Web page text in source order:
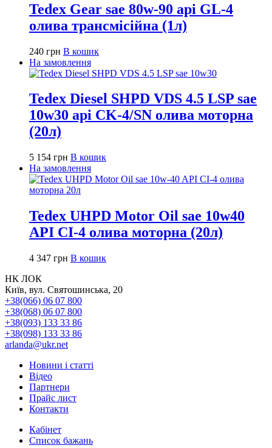
Tedex Gear sae 80w-90 api GL-4
олива трансмісійна (1л)
240 грн В кошик
На замовлення
Tedex Diesel SHPD VDS 4.5 LSP sae
10w30 api CK-4/SN олива моторна
(20л)
5 154 грн В кошик
На замовлення
Tedex UHPD Motor Oil sae 10w40
API CI-4 олива моторна (20л)
4 347 грн В кошик
НК ЛОК
Київ, вул. Святошинська, 20
+38(066) 06 07 800
+38(068) 06 07 800
+38(093) 133 33 86
+38(098) 133 33 86
arlanda@ukr.net
Новини і статті
Відео
Партнери
Прайс лист
Контакти
Кабінет
Список бажань